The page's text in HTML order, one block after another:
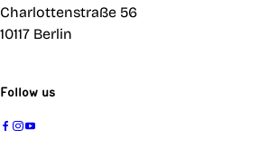
Charlottenstraße 56
10117 Berlin
Follow us